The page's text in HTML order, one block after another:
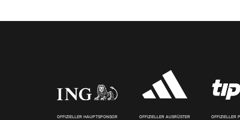
OFFIZIELLER HAUPTSPONSOR OFFIZIELLER AUSRÜSTER OFFIZIELLER